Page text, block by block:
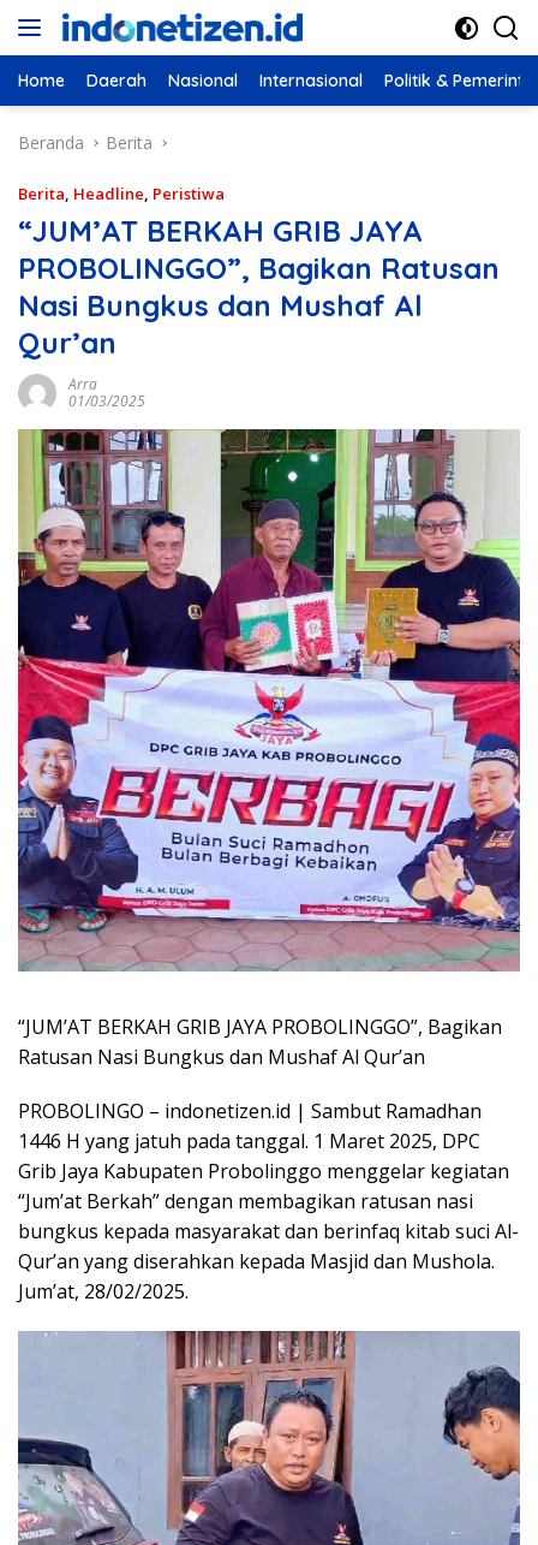
Langsung
Home Daerah Nasional Internasional Politik &
Beranda Berita
Berita, Headline, Peristiwa
“JUM’AT BERKAH GRIB JAYA
PROBOLINGGO”, Bagikan Ratusan
Nasi Bungkus dan Mushaf Al
Qur’an
Arra
01/03/2025
“JUM’AT BERKAH GRIB JAYA PROBOLINGGO”, Bagikan
Ratusan Nasi Bungkus dan Mushaf Al Qur’an
PROBOLINGO – indonetizen.id | Sambut Ramadhan
1446 H yang jatuh pada tanggal. 1 Maret 2025, DPC
Grib Jaya Kabupaten Probolinggo menggelar kegiatan
“Jum’at Berkah” dengan membagikan ratusan nasi
bungkus kepada masyarakat dan berinfaq kitab suci Al-
Qur’an yang diserahkan kepada Masjid dan Mushola.
Jum’at, 28/02/2025.